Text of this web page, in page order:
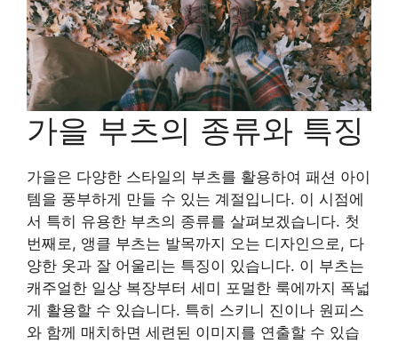
가을 부츠의 종류와 특징
가을은 다양한 스타일의 부츠를 활용하여 패션 아이
템을 풍부하게 만들 수 있는 계절입니다. 이 시점에
서 특히 유용한 부츠의 종류를 살펴보겠습니다. 첫
번째로, 앵클 부츠는 발목까지 오는 디자인으로, 다
양한 옷과 잘 어울리는 특징이 있습니다. 이 부츠는
캐주얼한 일상 복장부터 세미 포멀한 룩에까지 폭넓
게 활용할 수 있습니다. 특히 스키니 진이나 원피스
와 함께 매치하면 세련된 이미지를 연출할 수 있습